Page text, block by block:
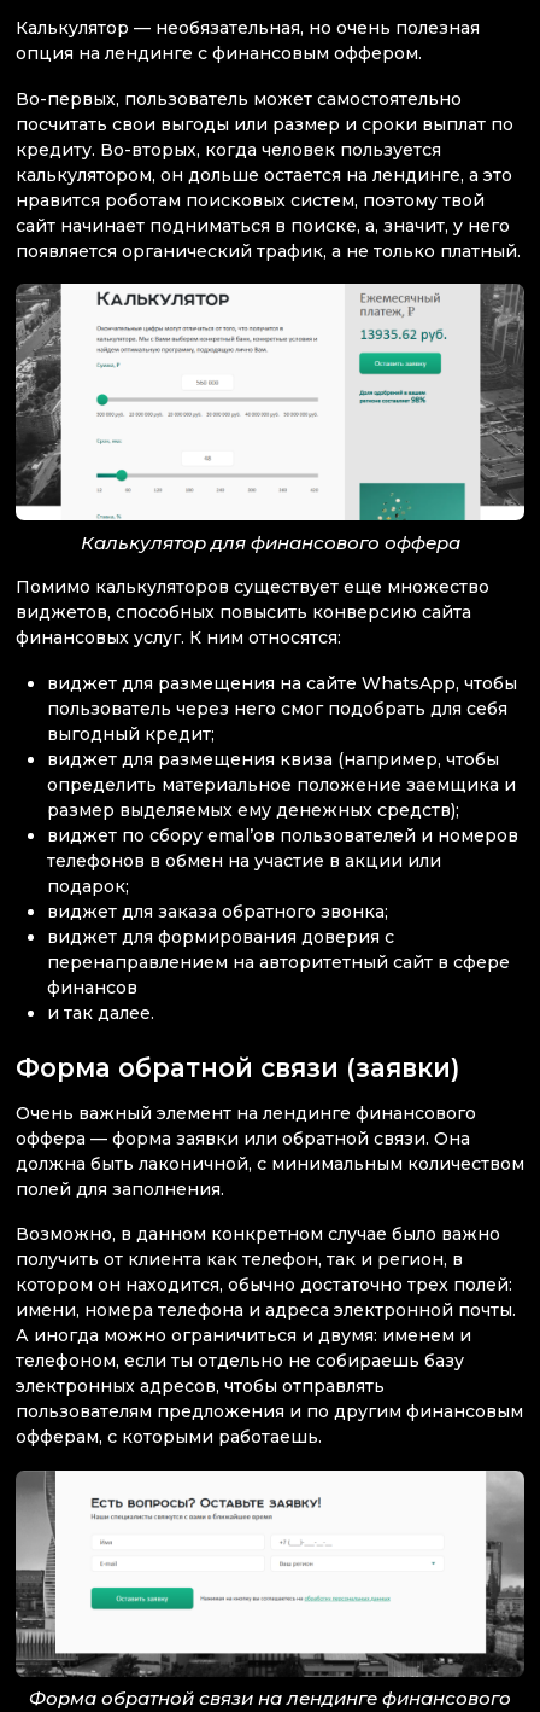
Калькулятор — необязательная, но очень полезная
опция на лендинге с финансовым оффером.
Во-первых, пользователь может самостоятельно
посчитать свои выгоды или размер и сроки выплат по
кредиту. Во-вторых, когда человек пользуется
калькулятором, он дольше остается на лендинге, а это
нравится роботам поисковых систем, поэтому твой
сайт начинает подниматься в поиске, а, значит, у него
появляется органический трафик, а не только платный.
Калькулятор для финансового оффера
Помимо калькуляторов существует еще множество
виджетов, способных повысить конверсию сайта
финансовых услуг. К ним относятся:
виджет для размещения на сайте WhatsApp, чтобы
пользователь через него смог подобрать для себя
выгодный кредит;
виджет для размещения квиза (например, чтобы
определить материальное положение заемщика и
размер выделяемых ему денежных средств);
виджет по сбору emal’ов пользователей и номеров
телефонов в обмен на участие в акции или
подарок;
виджет для заказа обратного звонка;
виджет для формирования доверия с
перенаправлением на авторитетный сайт в сфере
финансов
и так далее.
Форма обратной связи (заявки)
Очень важный элемент на лендинге финансового
оффера — форма заявки или обратной связи. Она
должна быть лаконичной, с минимальным количеством
полей для заполнения.
Возможно, в данном конкретном случае было важно
получить от клиента как телефон, так и регион, в
котором он находится, обычно достаточно трех полей:
имени, номера телефона и адреса электронной почты.
А иногда можно ограничиться и двумя: именем и
телефоном, если ты отдельно не собираешь базу
электронных адресов, чтобы отправлять
пользователям предложения и по другим финансовым
офферам, с которыми работаешь.
Форма обратной связи на лендинге финансового